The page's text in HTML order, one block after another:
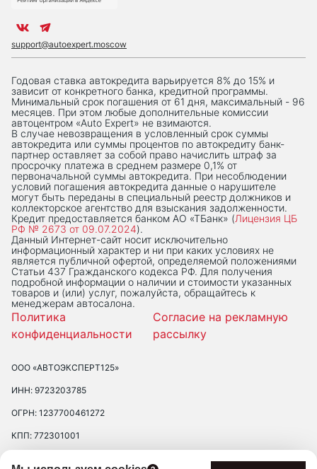
support@autoexpert.moscow
Годовая ставка автокредита варьируется 8% до 15% и
зависит от конкретного банка, кредитной программы.
Минимальный срок погашения от 61 дня, максимальный - 96
месяцев. При этом любые дополнительные комиссии
автоцентром «Auto Expert» не взимаются.
В случае невозвращения в условленный срок суммы
автокредита или суммы процентов по автокредиту банк-
партнер оставляет за собой право начислить штраф за
просрочку платежа в среднем размере 0,1% от
первоначальной суммы автокредита. При несоблюдении
условий погашения автокредита данные о нарушителе
могут быть переданы в специальный реестр должников и
коллекторское агентство для взыскания задолженности.
Кредит предоставляется банком АО «ТБанк» (Лицензия ЦБ
РФ № 2673 от 09.07.2024).
Данный Интернет-сaйт носит исключительно
информационный характер и ни при каких условиях не
является публичной офертой, определяемой положениями
Статьи 437 Гражданского кодекса РФ. Для получения
подробной информации о наличии и стоимости указанных
товаров и (или) услуг, пожалуйста, обращайтесь к
менеджерам автосалона.
Политика
конфиденциальности
Согласие на рекламную
рассылку
ООО «АВТОЭКСПЕРТ125»
ИНН: 9723203785
ОГРН: 1237700461272
КПП: 772301001